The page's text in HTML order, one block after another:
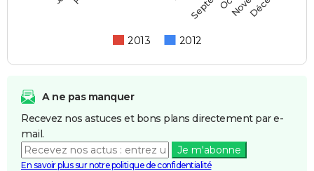
2013 2012
A ne pas manquer
Recevez nos astuces et bons plans directement par e-
mail.
Je m'abonne
En savoir plus sur notre politique de confidentialité